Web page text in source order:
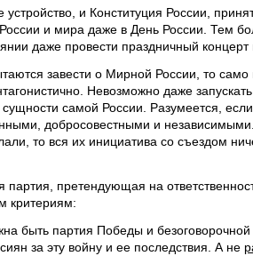
устройство, и Конституция России,
и мира даже в День России. Тем
даже провести праздничный
завести о Мирной России, то
Невозможно даже
сущности самой России. Разумеется,
добросовестными и
то вся их инициатива со съездом
партия, претендующая на
критериям:
быть партия Победы и
за эту войну и ее последствия. А не